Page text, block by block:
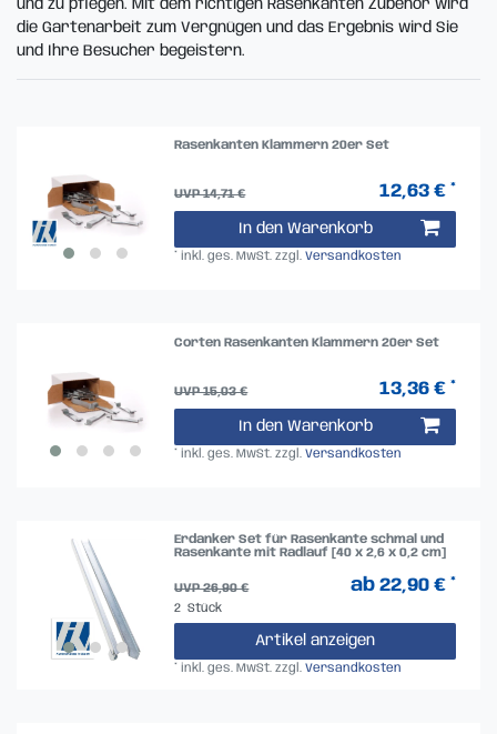
und zu pflegen. Mit dem richtigen Rasenkanten Zubehör wird
die Gartenarbeit zum Vergnügen und das Ergebnis wird Sie
und Ihre Besucher begeistern.
Rasenkanten Klammern 20er Set
UVP 14,71 € 12,63 € *
In den Warenkorb
* inkl. ges. MwSt. zzgl.Versandkosten
Corten Rasenkanten Klammern 20er Set
UVP 15,03 € 13,36 € *
In den Warenkorb
* inkl. ges. MwSt. zzgl.Versandkosten
Erdanker Set für Rasenkante schmal und
Rasenkante mit Radlauf [40 x 2,6 x 0,2 cm]
UVP 26,90 € ab 22,90 € *
2 Stück
Artikel anzeigen
* inkl. ges. MwSt. zzgl.Versandkosten